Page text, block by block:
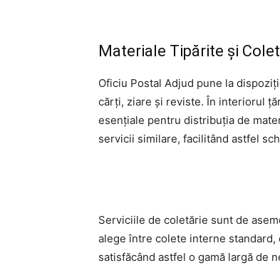
Materiale Tipărite și
Oficiu Postal Adjud pune la
cărți, ziare și reviste. În interiorul
esențiale pentru distribuția de
servicii similare, facilitând astfel
Serviciile de coletărie sunt de
alege între colete interne
satisfăcând astfel o gamă largă de